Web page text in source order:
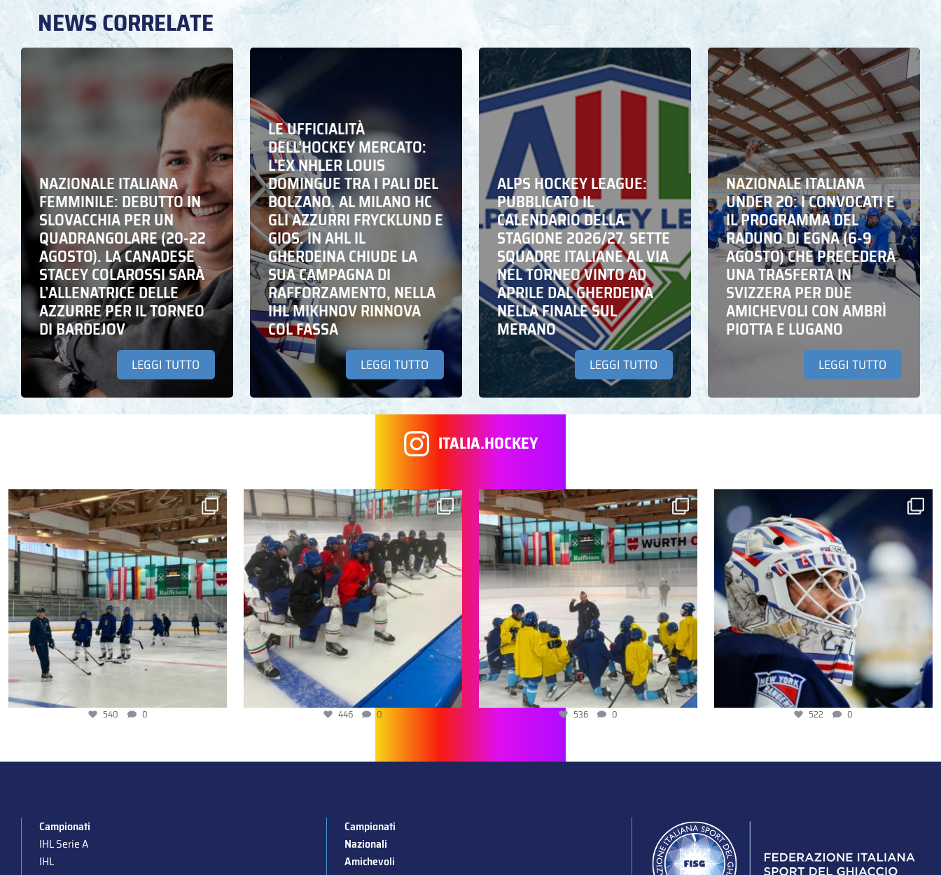
NEWS CORRELATE
NAZIONALE ITALIANA
FEMMINILE: DEBUTTO IN
SLOVACCHIA PER UN
QUADRANGOLARE (20-22
AGOSTO). LA CANADESE
STACEY COLAROSSI SARÀ
L’ALLENATRICE DELLE
AZZURRE PER IL TORNEO
DI BARDEJOV
LEGGI TUTTO
LE UFFICIALITÀ
DELL’HOCKEY MERCATO:
L’EX NHLER LOUIS
DOMINGUE TRA I PALI DEL
BOLZANO. AL MILANO HC
GLI AZZURRI FRYCKLUND E
GIOS. IN AHL IL
GHERDEINA CHIUDE LA
SUA CAMPAGNA DI
RAFFORZAMENTO, NELLA
IHL MIKHNOV RINNOVA
COL FASSA
LEGGI TUTTO
ALPS HOCKEY LEAGUE:
PUBBLICATO IL
CALENDARIO DELLA
STAGIONE 2026/27. SETTE
SQUADRE ITALIANE AL VIA
NEL TORNEO VINTO AD
APRILE DAL GHERDEINA
NELLA FINALE SUL
MERANO
LEGGI TUTTO
NAZIONALE ITALIANA
UNDER 20: I CONVOCATI E
IL PROGRAMMA DEL
RADUNO DI EGNA (6-9
AGOSTO) CHE PRECEDERÀ
UNA TRASFERTA IN
SVIZZERA PER DUE
AMICHEVOLI CON AMBRÌ
PIOTTA E LUGANO
LEGGI TUTTO
ITALIA.HOCKEY
540 0 446 0 536 0 522 0
Campionati
IHL Serie A
IHL
Campionati
Nazionali
Amichevoli